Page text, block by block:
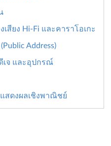
เสียง Hi-Fi และคาราโอเกะ
Address)
เจ และอุปกรณ์
สดงผลเชิงพาณิชย์